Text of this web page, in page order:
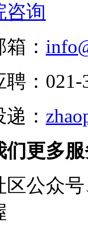
咨询
：
：021-
：
们更多
区公众